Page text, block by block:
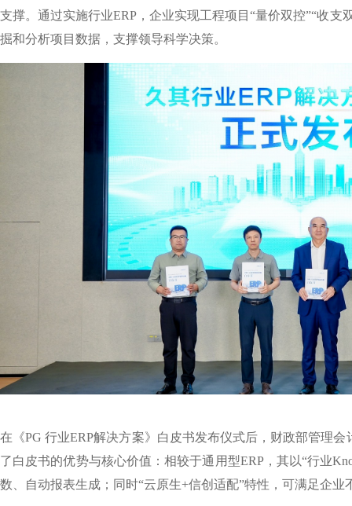
支撑。通过实施行业ERP，企业实现工程项目“量价双控”“收
掘和分析项目数据，支撑领导科学决策。
在《PG 行业ERP解决方案》白皮书发布仪式后，财政部管理
了白皮书的优势与核心价值：相较于通用型ERP，其以“行业
数、自动报表生成；同时“云原生+信创适配”特性，可满足企业